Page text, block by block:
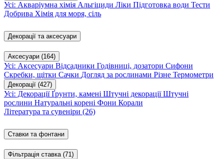
Усі: Акваріумна хімія Альгіциди Ліки Підготовка води Тести
Добрива Хімія для моря, сіль
Декорації та аксесуари
Аксесуари (164)
Усі: Аксесуари Відсадники Годівниці, дозатори Сифони
Скребки, щітки Сачки Догляд за рослинами Різне Термометри
Декорації (427)
Усі: ДекораціїҐрунти, камені Штучні декораціїШтучні
рослини Натуральні корені Фони Корали
Література та сувеніри (26)
Ставки та фонтани
Фільтрація ставка (71)